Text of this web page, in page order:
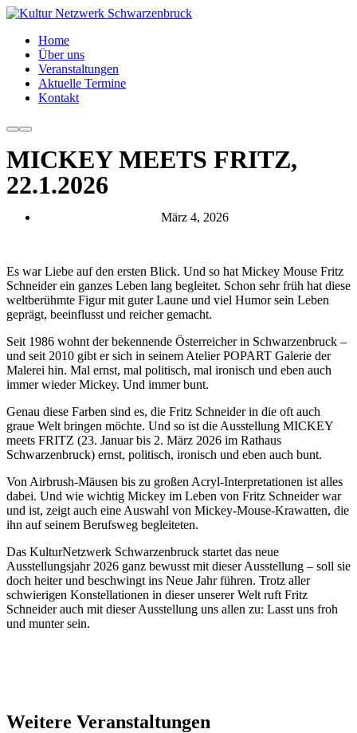
Home
Über uns
Veranstaltungen
Aktuelle Termine
Kontakt
MICKEY MEETS FRITZ,
22.1.2026
März 4, 2026
Es war Liebe auf den ersten Blick. Und so hat Mickey Mouse Fritz
Schneider ein ganzes Leben lang begleitet. Schon sehr früh hat diese
weltberühmte Figur mit guter Laune und viel Humor sein Leben
geprägt, beeinflusst und reicher gemacht.
Seit 1986 wohnt der bekennende Österreicher in Schwarzenbruck –
und seit 2010 gibt er sich in seinem Atelier POPART Galerie der
Malerei hin. Mal ernst, mal politisch, mal ironisch und eben auch
immer wieder Mickey. Und immer bunt.
Genau diese Farben sind es, die Fritz Schneider in die oft auch
graue Welt bringen möchte. Und so ist die Ausstellung MICKEY
meets FRITZ (23. Januar bis 2. März 2026 im Rathaus
Schwarzenbruck) ernst, politisch, ironisch und eben auch bunt.
Von Airbrush-Mäusen bis zu großen Acryl-Interpretationen ist alles
dabei. Und wie wichtig Mickey im Leben von Fritz Schneider war
und ist, zeigt auch eine Auswahl von Mickey-Mouse-Krawatten, die
ihn auf seinem Berufsweg begleiteten.
Das KulturNetzwerk Schwarzenbruck startet das neue
Ausstellungsjahr 2026 ganz bewusst mit dieser Ausstellung – soll sie
doch heiter und beschwingt ins Neue Jahr führen. Trotz aller
schwierigen Konstellationen in dieser unserer Welt ruft Fritz
Schneider auch mit dieser Ausstellung uns allen zu: Lasst uns froh
und munter sein.
Weitere Veranstaltungen